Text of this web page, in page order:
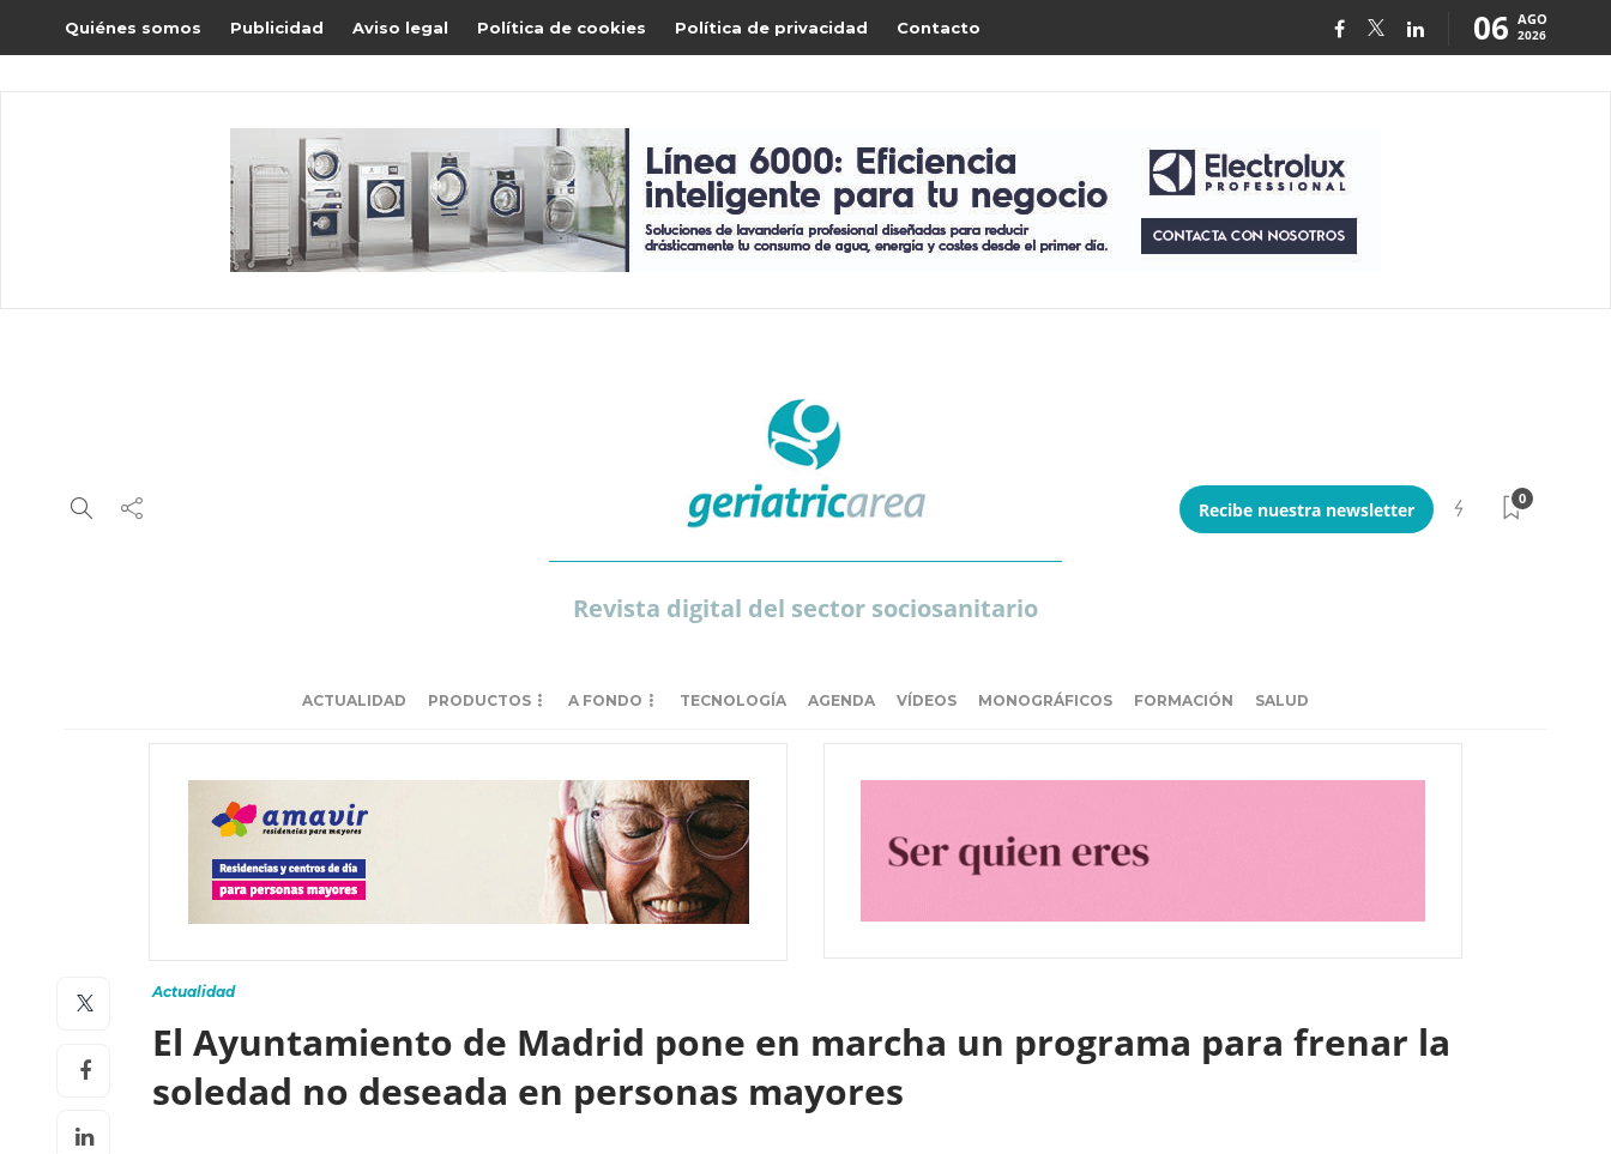
Quiénes somos Publicidad Aviso legal Política de cookies Política de privacidad Contacto 06 AGO
2026
Revista digital del sector sociosanitario
Recibe nuestra newsletter
0
ACTUALIDAD PRODUCTOS A FONDO TECNOLOGÍA AGENDA VÍDEOS MONOGRÁFICOS FORMACIÓN SALUD
Actualidad
El Ayuntamiento de Madrid pone en marcha un programa para frenar la
soledad no deseada en personas mayores